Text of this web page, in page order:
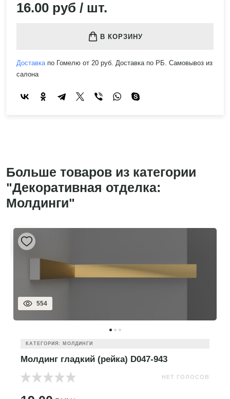
16.00 руб / шт.
В КОРЗИНУ
Доставкапо Гомелю от 20 руб. Доставка по РБ. Самовывоз из
салона
Больше товаров из категории
"Декоративная отделка:
Молдинги"
554
КАТЕГОРИЯ: МОЛДИНГИ
Молдинг гладкий (рейка) D047-943
НЕТ ГОЛОСОВ